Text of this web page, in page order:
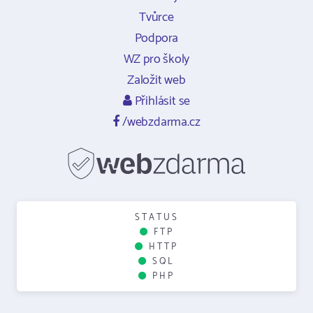
Tvůrce
Podpora
WZ pro školy
Založit web
Přihlásit se
/webzdarma.cz
STATUS
FTP
HTTP
SQL
PHP